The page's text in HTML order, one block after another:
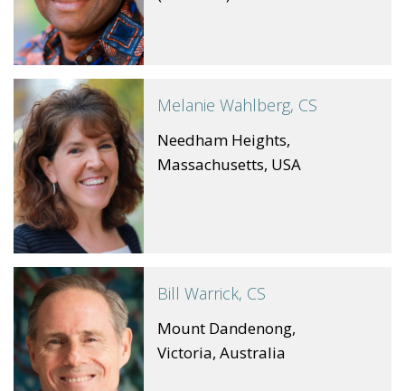
Melanie Wahlberg, CS
Needham Heights,
Massachusetts, USA
Bill Warrick, CS
Mount Dandenong,
Victoria, Australia